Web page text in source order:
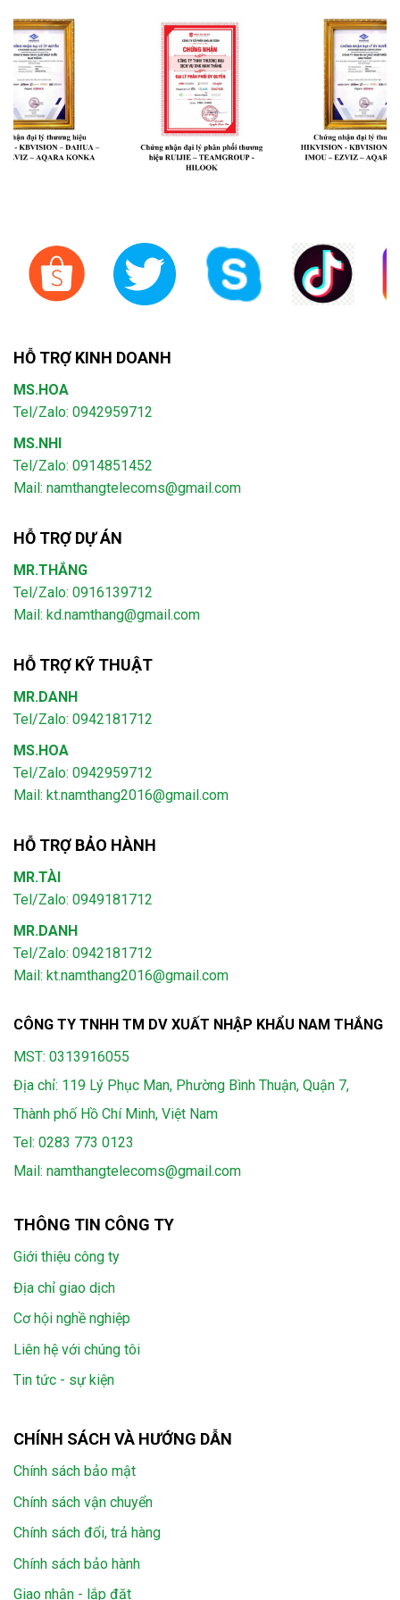
HỖ TRỢ KINH DOANH
MS.HOA
Tel/Zalo: 0942959712
MS.NHI
Tel/Zalo: 0914851452
Mail: namthangtelecoms@gmail.com
HỖ TRỢ DỰ ÁN
MR.THẮNG
Tel/Zalo: 0916139712
Mail: kd.namthang@gmail.com
HỖ TRỢ KỸ THUẬT
MR.DANH
Tel/Zalo: 0942181712
MS.HOA
Tel/Zalo: 0942959712
Mail: kt.namthang2016@gmail.com
HỖ TRỢ BẢO HÀNH
MR.TÀI
Tel/Zalo: 0949181712
MR.DANH
Tel/Zalo: 0942181712
Mail: kt.namthang2016@gmail.com
CÔNG TY TNHH TM DV XUẤT NHẬP KHẨU NAM THẮNG
MST: 0313916055
Địa chỉ: 119 Lý Phục Man, Phường Bình Thuận, Quận 7,
Thành phố Hồ Chí Minh, Việt Nam
Tel: 0283 773 0123
Mail: namthangtelecoms@gmail.com
THÔNG TIN CÔNG TY
Giới thiệu công ty
Địa chỉ giao dịch
Cơ hội nghề nghiệp
Liên hệ với chúng tôi
Tin tức - sự kiện
CHÍNH SÁCH VÀ HƯỚNG DẪN
Chính sách bảo mật
Chính sách vận chuyển
Chính sách đổi, trả hàng
Chính sách bảo hành
Giao nhận - lắp đặt